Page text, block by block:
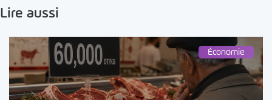
Lire aussi
Économie